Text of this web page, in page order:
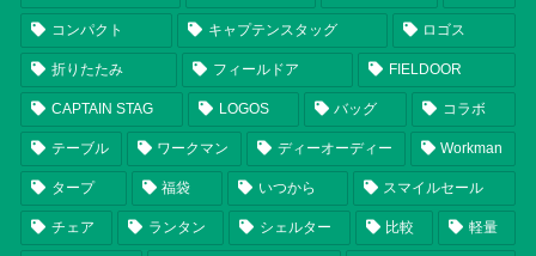
コンパクト キャプテンスタッグ ロゴス
折りたたみ フィールドア FIELDOOR
CAPTAIN STAG LOGOS バッグ コラボ
テーブル ワークマン ディーオーディー Workman
タープ 福袋 いつから スマイルセール
チェア ランタン シェルター 比較 軽量